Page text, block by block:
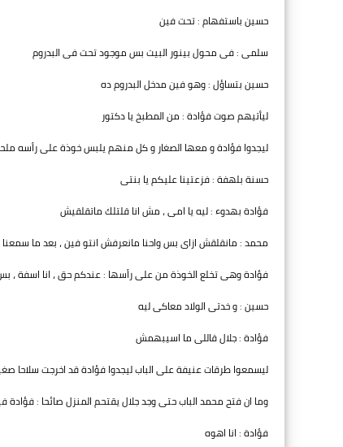
حسين باستفهام : تحت فين
سلمى : فى محول بينور البيت بس موجود تحت فى البدروم
حسين بتساؤل : وهو فين مدخل البدروم ده
ليأتيهم صوت فؤادة : من المطبخ يا دكتور
ليجدوا فؤادة و معها الصغار و كل منهم يلبس خوذة على رأسه
حسنة بلهفة : فزعتينا عليكم يا بنتى
فؤادة بهدوء : ليه يا امى ، مش انا قلتلك ماتقلقيش
محمد : مانقلقش ازاى بس واحنا مانعرفش انتو فين ، بعد ما سمعنا
فؤادة وهى تخلع الخوذة من على رأسها : عندكم حق ، انا اسفة ،
حسين : و خدتى الولاد معاكى ليه
فؤادة : جلال قاللى ما اسيبهمش
ليسمعوا طرقات عنيفة على الباب ليجدوا فؤادة قد اخرجت سلاحا
وما ان فتح محمد الباب حتى وجد جلال يقتحم المنزل صائحا : فؤادة
فؤادة : انا اهوه